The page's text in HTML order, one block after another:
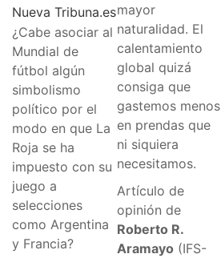
Nueva Tribuna.es
¿Cabe asociar al
Mundial de
fútbol algún
simbolismo
político por el
modo en que La
Roja se ha
impuesto con su
juego a
selecciones
como Argentina
y Francia?
mayor
naturalidad. El
calentamiento
global quizá
consiga que
gastemos menos
en prendas que
ni siquiera
necesitamos.
Artículo de
opinión de
Roberto R.
Aramayo (IFS-